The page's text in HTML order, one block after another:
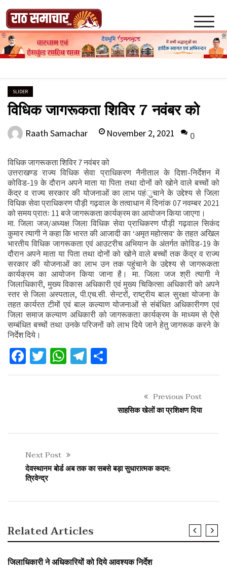
content
Raath Samachar
SLIDER
विधिक जागरूकता शिविर 7 नवंबर को
Raath Samachar November 2, 2021 0
विधिक जागरूकता शिविर 7 नवंबर को
उत्तराखण्ड राज्य विधिक सेवा प्राधिकरण नैनीताल के दिशा-निर्देशन में
कोविड-19 के दौरान अपने माता या पिता तथा दोनों को खोने वाले बच्चों को
केंद्र व राज्य सरकार की योजनाओं का लाभ पहंुचाने के उद्देश्य से जिला
विधिक सेवा प्राधिकरण पौड़ी गढ़वाल के तत्वाधान में दिनांक 07 नवम्बर 2021
को समय प्रातः 11 बजे जागरूकता कार्यक्रम का आयोजन किया जाएगा।
मा. जिला जज/अध्यक्ष जिला विधिक सेवा प्राधिकरण पौड़ी गढ़वाल सिकंद
कुमार त्यागी ने कहा कि भारत की आजादी का ‘अमृत महोत्सव‘ के तहत अखिल
भारतीय विधिक जागरूकता एवं आउटरीच अभियान के अंतर्गत कोविड-19 के
दौरान अपने माता या पिता तथा दोनों को खोने वाले बच्चों तक केंद्र व राज्य
सरकार की योजनाओं का लाभ उन तक पहुंचाने के उद्देश्य से जागरूकता
कार्यक्रम का आयोजन किया जाना है। मा. जिला जज श्री त्यागी ने
जिलाधिकारी, मुख्य विकास अधिकारी एवं मुख्य चिकित्सा अधिकारी को अपने
स्तर से जिला अस्पताल, पी.एच.सी. सेन्टरों, राष्ट्रीय बाल सुरक्षा योजना के
तहत कार्यरत टीमों एवं बाल कल्याण योजनाओं से संबंधित अधिकारीगण एवं
जिला समाज कल्याण अधिकारी को जागरूकता कार्यक्रम के माध्यम से ऐसे
सम्बंधित बच्चों तथा उनके परिजनों को लाभ दिये जाने हेतु जागरूक करने के
निर्देश दिये।
Facebook
Twitter
WhatsApp
Telegram
Previous Post
साहसिक खेलों का प्रशिक्षण दिया
Next Post
देवस्थानम बोर्ड अब तक का सबसे बड़ा सुधारात्मक कदम:
त्रिवेन्द्र
Related Articles
जिलाधिकारी ने अधिकारियों को दिये आवश्यक निर्देश